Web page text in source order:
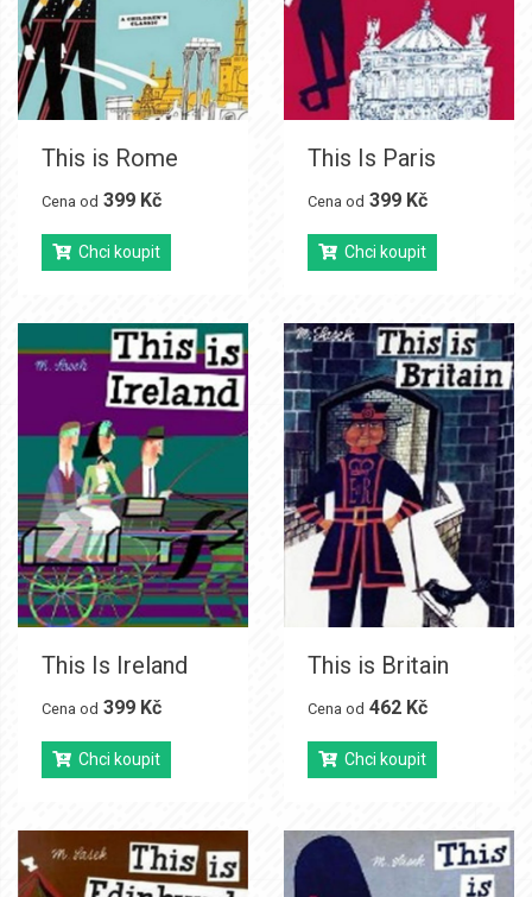
This is Rome
Cena od 399 Kč
Chci koupit
This Is Paris
Cena od 399 Kč
Chci koupit
This Is Ireland
Cena od 399 Kč
Chci koupit
This is Britain
Cena od 462 Kč
Chci koupit